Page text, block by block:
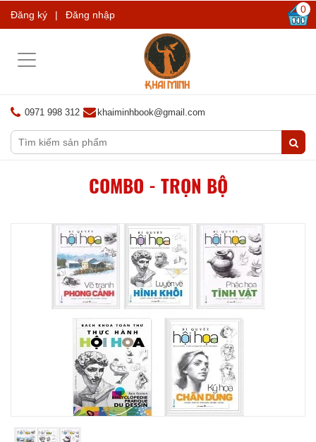
Đăng ký | Đăng nhập 0
Toggle
0971 998 312 khaiminhbook@gmail.com
COMBO - TRỌN BỘ